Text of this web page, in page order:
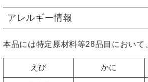
アレルギー情報
本品には特定原材料等28品目において
えび かに